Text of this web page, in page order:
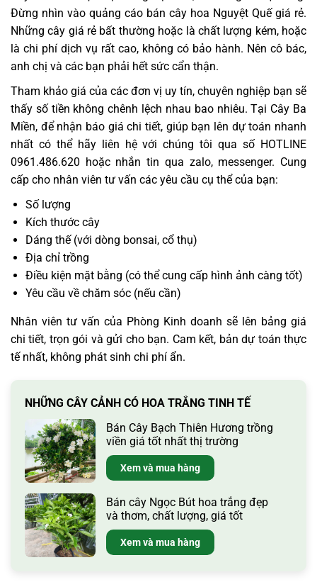
Đừng nhìn vào quảng cáo bán cây hoa Nguyệt Quế giá rẻ.
Những cây giá rẻ bất thường hoặc là chất lượng kém, hoặc
là chi phí dịch vụ rất cao, không có bảo hành. Nên cô bác,
anh chị và các bạn phải hết sức cẩn thận.
Tham khảo giá của các đơn vị uy tín, chuyên nghiệp bạn sẽ
thấy số tiền không chênh lệch nhau bao nhiêu. Tại Cây Ba
Miền, để nhận báo giá chi tiết, giúp bạn lên dự toán nhanh
nhất có thể hãy liên hệ với chúng tôi qua số HOTLINE
0961.486.620 hoặc nhắn tin qua zalo, messenger. Cung
cấp cho nhân viên tư vấn các yêu cầu cụ thể của bạn:
Số lượng
Kích thước cây
Dáng thế (với dòng bonsai, cổ thụ)
Địa chỉ trồng
Điều kiện mặt bằng (có thể cung cấp hình ảnh càng tốt)
Yêu cầu về chăm sóc (nếu cần)
Nhân viên tư vấn của Phòng Kinh doanh sẽ lên bảng giá
chi tiết, trọn gói và gửi cho bạn. Cam kết, bản dự toán thực
tế nhất, không phát sinh chi phí ẩn.
NHỮNG CÂY CẢNH CÓ HOA TRẮNG TINH TẾ
Bán Cây Bạch Thiên Hương trồng
viền giá tốt nhất thị trường
Xem và mua hàng
Bán cây Ngọc Bút hoa trắng đẹp
và thơm, chất lượng, giá tốt
Xem và mua hàng